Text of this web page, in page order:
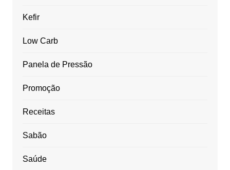
Kefir
Low Carb
Panela de Pressão
Promoção
Receitas
Sabão
Saúde